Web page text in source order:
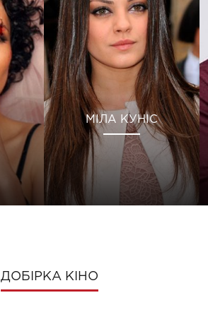
МІЛА КУНІС
ДОБІРКА КІНО